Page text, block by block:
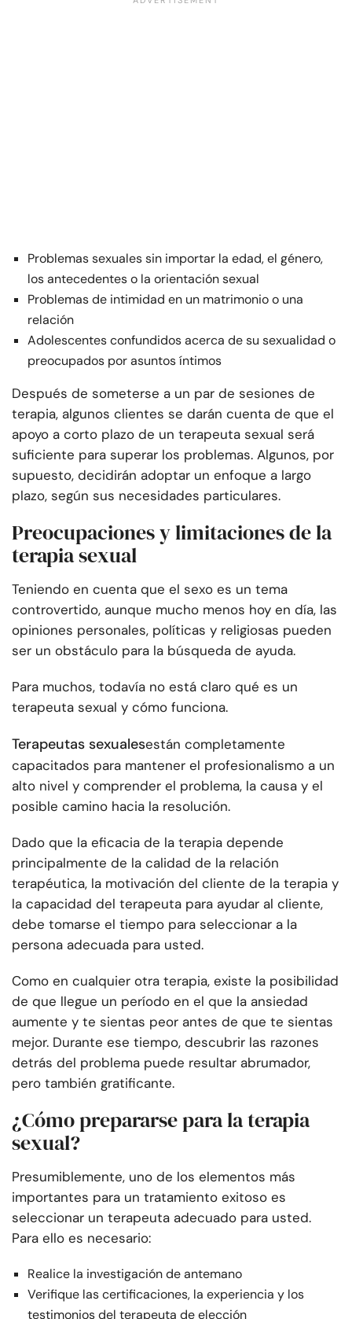
Problemas sexuales sin importar la edad, el género,
los antecedentes o la orientación sexual
Problemas de intimidad en un matrimonio o una
relación
Adolescentes confundidos acerca de su sexualidad o
preocupados por asuntos íntimos
Después de someterse a un par de sesiones de
terapia, algunos clientes se darán cuenta de que el
apoyo a corto plazo de un terapeuta sexual será
suficiente para superar los problemas. Algunos, por
supuesto, decidirán adoptar un enfoque a largo
plazo, según sus necesidades particulares.
Preocupaciones y limitaciones de la
terapia sexual
Teniendo en cuenta que el sexo es un tema
controvertido, aunque mucho menos hoy en día, las
opiniones personales, políticas y religiosas pueden
ser un obstáculo para la búsqueda de ayuda.
Para muchos, todavía no está claro qué es un
terapeuta sexual y cómo funciona.
Terapeutas sexualesestán completamente
capacitados para mantener el profesionalismo a un
alto nivel y comprender el problema, la causa y el
posible camino hacia la resolución.
Dado que la eficacia de la terapia depende
principalmente de la calidad de la relación
terapéutica, la motivación del cliente de la terapia y
la capacidad del terapeuta para ayudar al cliente,
debe tomarse el tiempo para seleccionar a la
persona adecuada para usted.
Como en cualquier otra terapia, existe la posibilidad
de que llegue un período en el que la ansiedad
aumente y te sientas peor antes de que te sientas
mejor. Durante ese tiempo, descubrir las razones
detrás del problema puede resultar abrumador,
pero también gratificante.
¿Cómo prepararse para la terapia
sexual?
Presumiblemente, uno de los elementos más
importantes para un tratamiento exitoso es
seleccionar un terapeuta adecuado para usted.
Para ello es necesario:
Realice la investigación de antemano
Verifique las certificaciones, la experiencia y los
testimonios del terapeuta de elección